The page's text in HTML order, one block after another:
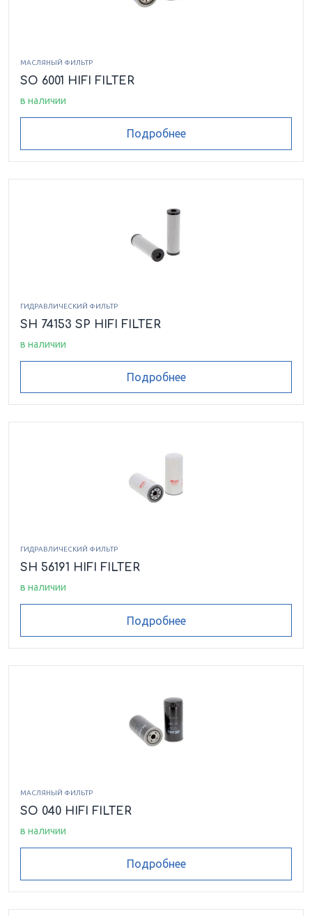
МАСЛЯНЫЙ ФИЛЬТР
SO 6001 HIFI FILTER
в наличии
Подробнее
ГИДРАВЛИЧЕСКИЙ ФИЛЬТР
SH 74153 SP HIFI FILTER
в наличии
Подробнее
ГИДРАВЛИЧЕСКИЙ ФИЛЬТР
SH 56191 HIFI FILTER
в наличии
Подробнее
МАСЛЯНЫЙ ФИЛЬТР
SO 040 HIFI FILTER
в наличии
Подробнее